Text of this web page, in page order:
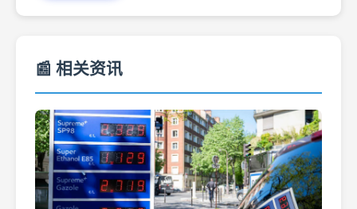
📰 相关资讯